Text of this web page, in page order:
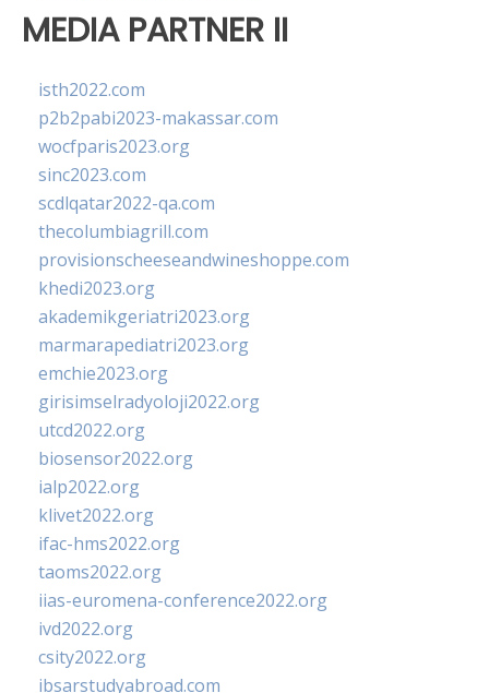
MEDIA PARTNER II
isth2022.com
p2b2pabi2023-makassar.com
wocfparis2023.org
sinc2023.com
scdlqatar2022-qa.com
thecolumbiagrill.com
provisionscheeseandwineshoppe.com
khedi2023.org
akademikgeriatri2023.org
marmarapediatri2023.org
emchie2023.org
girisimselradyoloji2022.org
utcd2022.org
biosensor2022.org
ialp2022.org
klivet2022.org
ifac-hms2022.org
taoms2022.org
iias-euromena-conference2022.org
ivd2022.org
csity2022.org
ibsarstudyabroad.com